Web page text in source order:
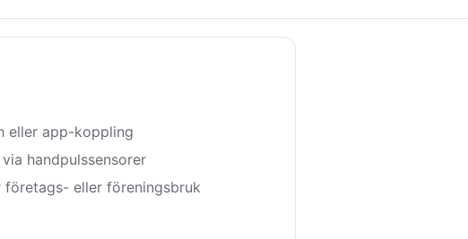
eller app-koppling
handpulssensorer
företags- eller föreningsbruk